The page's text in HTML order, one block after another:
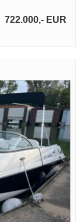
722.000,- EUR